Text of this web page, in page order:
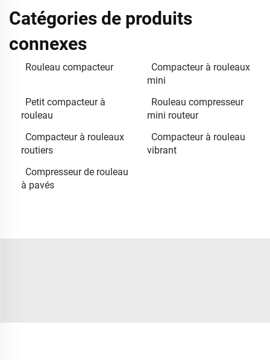
Catégories de produits
connexes
Rouleau compacteur
Compacteur à rouleaux
mini
Petit compacteur à
rouleau
Rouleau compresseur
mini routeur
Compacteur à rouleaux
routiers
Compacteur à rouleau
vibrant
Compresseur de rouleau
à pavés